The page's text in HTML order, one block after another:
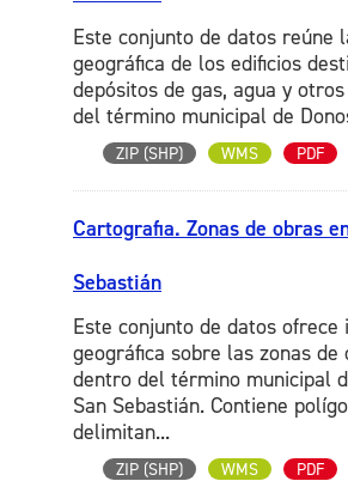
Este conjunto de datos reúne
geográfica de los edificios
depósitos de gas, agua y
del término municipal de
ZIP (SHP) WMS PDF
Cartografia. Zonas de obras
Sebastián
Este conjunto de datos ofrece
geográfica sobre las zonas de
dentro del término municipal
San Sebastián. Contiene
delimitan...
ZIP (SHP) WMS PDF